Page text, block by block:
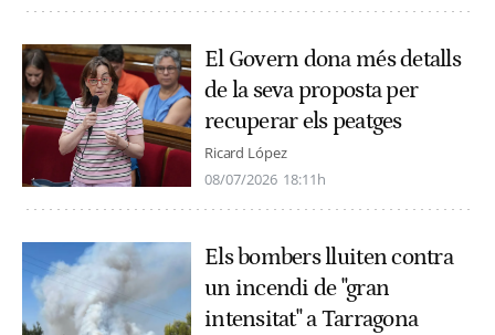
El Govern dona més detalls
de la seva proposta per
recuperar els peatges
Ricard López
08/07/2026 18:11h
Els bombers lluiten contra
un incendi de "gran
intensitat" a Tarragona